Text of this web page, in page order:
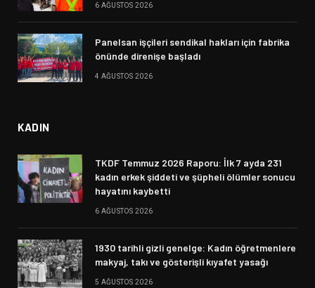
6 AĞUSTOS 2026
Panelsan işçileri sendikal hakları için fabrika
önünde direnişe başladı
4 AĞUSTOS 2026
KADIN
TKDF Temmuz 2026 Raporu: İlk 7 ayda 231
kadın erkek şiddeti ve şüpheli ölümler sonucu
hayatını kaybetti
6 AĞUSTOS 2026
1930 tarihli gizli genelge: Kadın öğretmenlere
makyaj, takı ve gösterişli kıyafet yasağı
5 AĞUSTOS 2026